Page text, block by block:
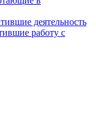
деятельность
работу с